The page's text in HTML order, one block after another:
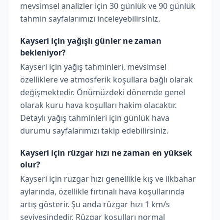
mevsimsel analizler için 30 günlük ve 90 günlük
tahmin sayfalarımızı inceleyebilirsiniz.
Kayseri için yağışlı günler ne zaman
bekleniyor?
Kayseri için yağış tahminleri, mevsimsel
özelliklere ve atmosferik koşullara bağlı olarak
değişmektedir. Önümüzdeki dönemde genel
olarak kuru hava koşulları hakim olacaktır.
Detaylı yağış tahminleri için günlük hava
durumu sayfalarımızı takip edebilirsiniz.
Kayseri için rüzgar hızı ne zaman en yüksek
olur?
Kayseri için rüzgar hızı genellikle kış ve ilkbahar
aylarında, özellikle fırtınalı hava koşullarında
artış gösterir. Şu anda rüzgar hızı 1 km/s
seviyesindedir. Rüzgar koşulları normal